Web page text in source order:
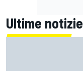
Ultime notizie